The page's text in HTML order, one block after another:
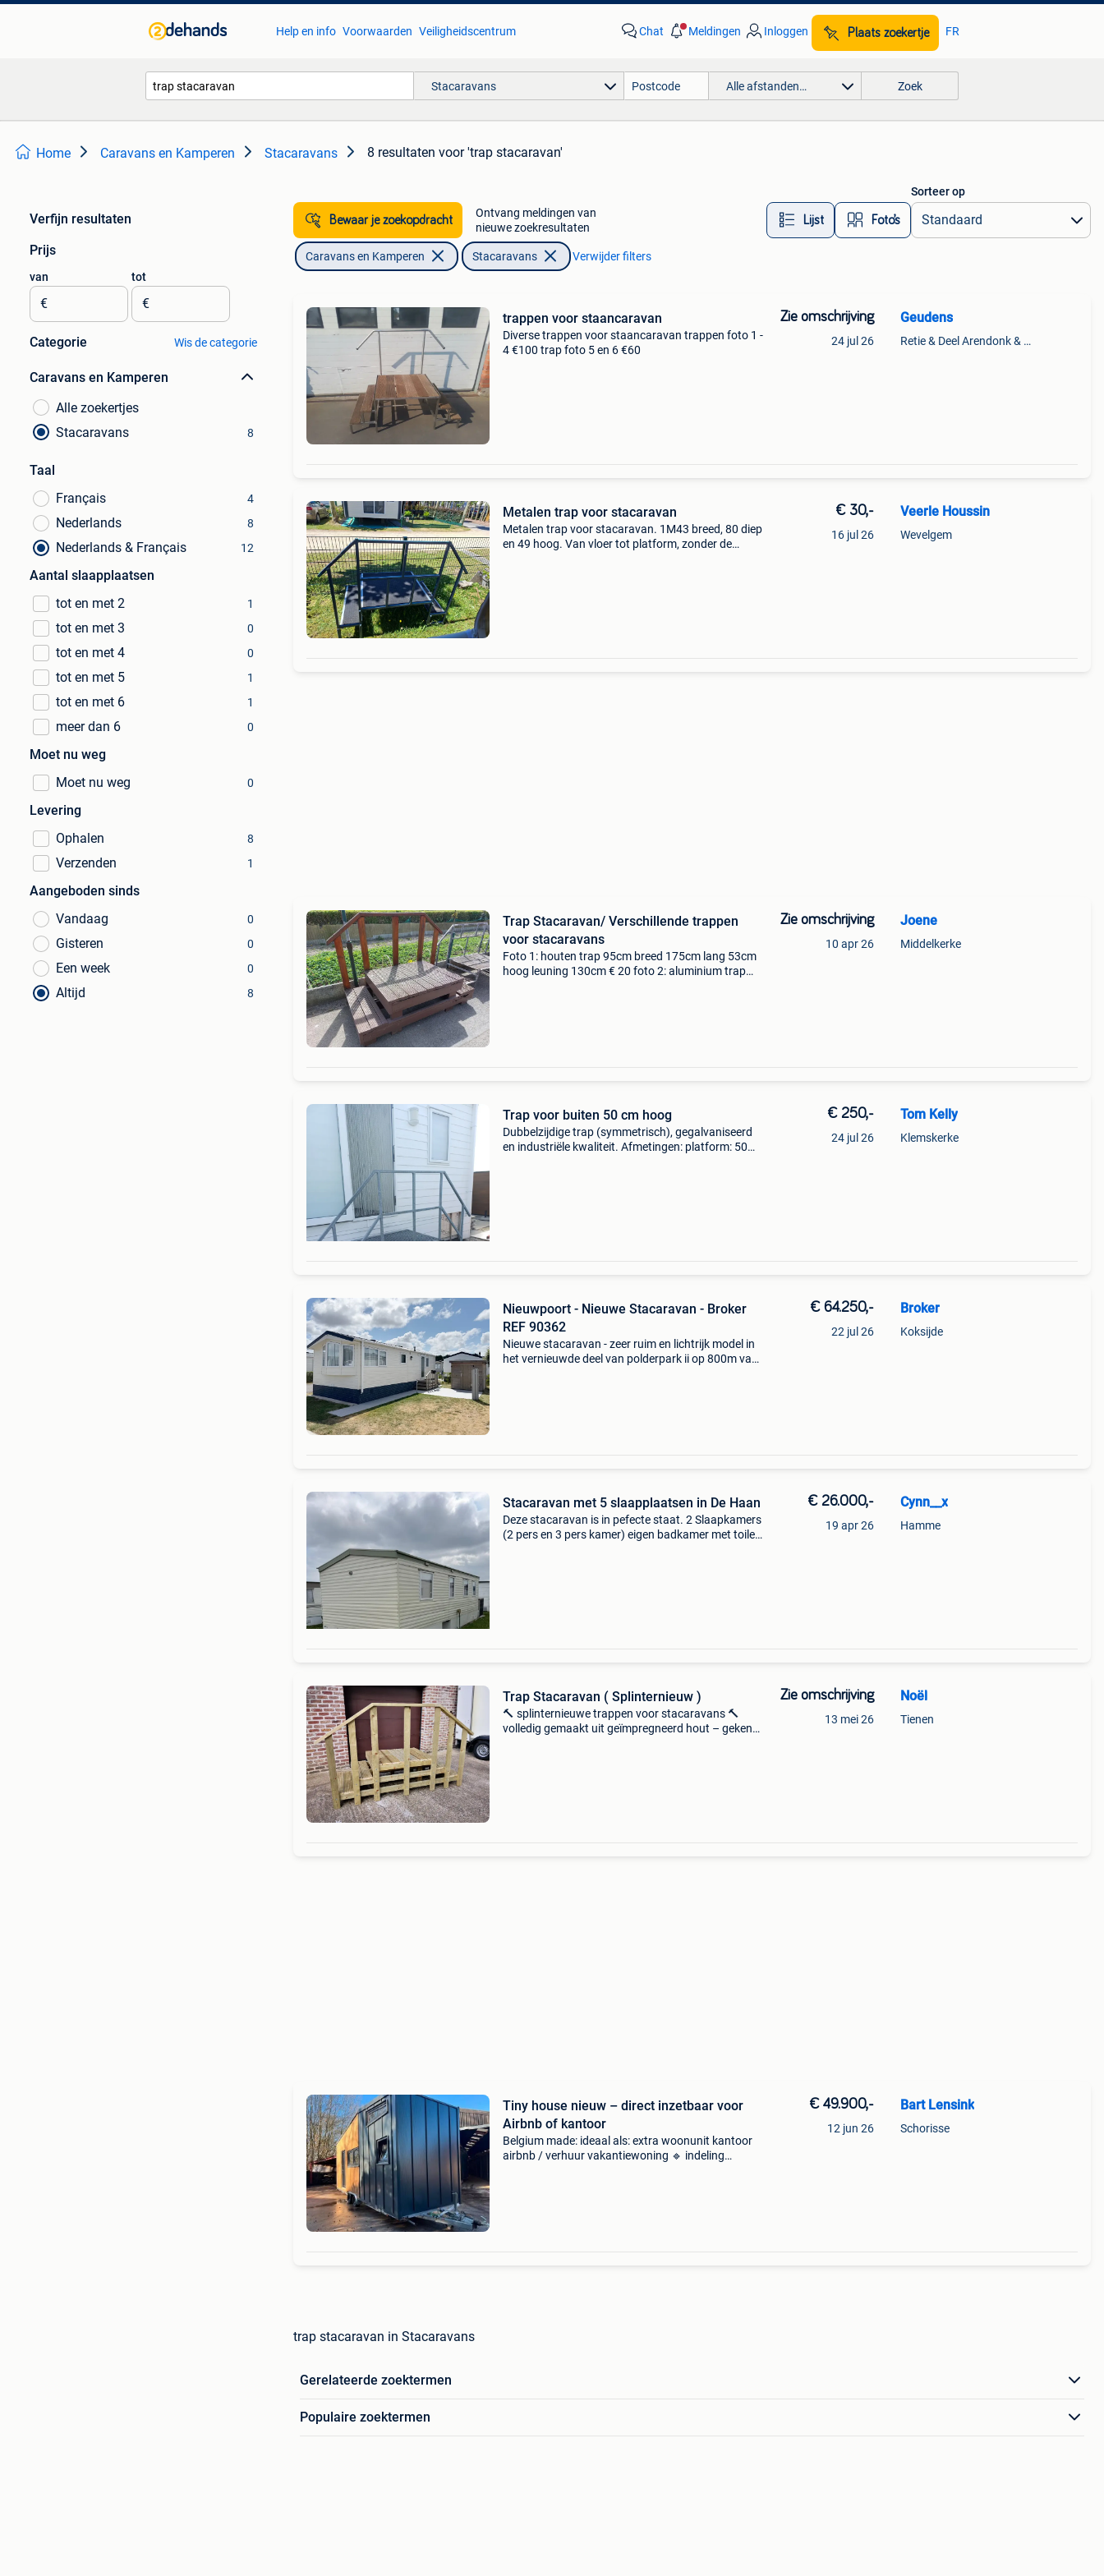
Help en info Voorwaarden Veiligheidscentrum Chat Meldingen Inloggen Plaats zoekertje FR
Stacaravans Alle afstanden… Zoek
Home Caravans en Kamperen Stacaravans 8 resultaten voor 'trap stacaravan'
Verfijn resultaten
Prijs
van
€
tot
€
Categorie Wis de categorie
Caravans en Kamperen
Alle zoekertjes
Stacaravans
8
Taal
Français
4
Nederlands 8
Nederlands & Français 12
Aantal slaapplaatsen
tot en met 2
1
tot en met 3 0
tot en met 4 0
tot en met 5 1
tot en met 6 1
meer dan 6 0
Moet nu weg
Moet nu weg
0
Levering
Ophalen
8
Verzenden 1
Aangeboden sinds
Vandaag
0
Gisteren 0
Een week 0
Altijd 8
Bewaar je zoekopdracht
Ontvang meldingen van
nieuwe zoekresultaten
Lijst Foto’s
Sorteer op
Caravans en Kamperen Stacaravans Verwijder filters
trappen voor staancaravan
Diverse trappen voor staancaravan trappen foto 1 -
4 €100 trap foto 5 en 6 €60
Zie omschrijving
24 jul 26
Geudens
Retie & Deel Arendonk & Oud-Turnhout
Metalen trap voor stacaravan
Metalen trap voor stacaravan. 1M43 breed, 80 diep
en 49 hoog. Van vloer tot platform, zonder de
€ 30,-
16 jul 26
Veerle Houssin
Wevelgem
Trap Stacaravan/ Verschillende trappen
voor stacaravans
Foto 1: houten trap 95cm breed 175cm lang 53cm
hoog leuning 130cm € 20 foto 2: aluminium trap
Zie omschrijving
10 apr 26
Joene
Middelkerke
Trap voor buiten 50 cm hoog
Dubbelzijdige trap (symmetrisch), gegalvaniseerd
en industriële kwaliteit. Afmetingen: platform: 50
€ 250,-
24 jul 26
Tom Kelly
Klemskerke
Nieuwpoort - Nieuwe Stacaravan - Broker
REF 90362
Nieuwe stacaravan - zeer ruim en lichtrijk model in
het vernieuwde deel van polderpark ii op 800m van
€ 64.250,-
22 jul 26
Broker
Koksijde
Stacaravan met 5 slaapplaatsen in De Haan
Deze stacaravan is in pefecte staat. 2 Slaapkamers
(2 pers en 3 pers kamer) eigen badkamer met toilet
€ 26.000,-
19 apr 26
Cynn__x
Hamme
Trap Stacaravan ( Splinternieuw )
🔨 splinternieuwe trappen voor stacaravans 🔨
volledig gemaakt uit geïmpregneerd hout – gekend
Zie omschrijving
13 mei 26
Noël
Tienen
Tiny house nieuw – direct inzetbaar voor
Airbnb of kantoor
Belgium made: ideaal als: extra woonunit kantoor
airbnb / verhuur vakantiewoning 🔹 indeling
€ 49.900,-
12 jun 26
Bart Lensink
Schorisse
trap stacaravan in Stacaravans
Gerelateerde zoektermen
Populaire zoektermen